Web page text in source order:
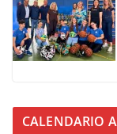
CALENDARIO